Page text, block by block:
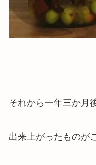
それから一年三か
出来上がったものが